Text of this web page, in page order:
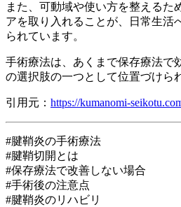
また、可動域や使い方を整えるた
アを取り入れることが、日常生活
られています。
手術療法は、あくまで保存療法で
の選択肢の一つとして位置づけら
引用元： https://kumanomi-
#腱鞘炎の手術療法
#腱鞘切開とは
#保存療法で改善しない場合
#手術後の注意点
#腱鞘炎のリハビリ